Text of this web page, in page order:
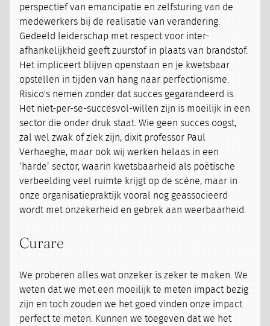
perspectief van emancipatie en zelfsturing van de
medewerkers bij de realisatie van verandering.
Gedeeld leiderschap met respect voor inter-
afhankelijkheid geeft zuurstof in plaats van brandstof.
Het impliceert blijven openstaan en je kwetsbaar
opstellen in tijden van hang naar perfectionisme.
Risico's nemen zonder dat succes gegarandeerd is.
Het niet-per-se-succesvol-willen zijn is moeilijk in een
sector die onder druk staat. Wie geen succes oogst,
zal wel zwak of ziek zijn, dixit professor Paul
Verhaeghe, maar ook wij werken helaas in een
‘harde’ sector, waarin kwetsbaarheid als poëtische
verbeelding veel ruimte krijgt op de scène, maar in
onze organisatiepraktijk vooral nog geassocieerd
wordt met onzekerheid en gebrek aan weerbaarheid.
Curare
We proberen alles wat onzeker is zeker te maken. We
weten dat we met een moeilijk te meten impact bezig
zijn en toch zouden we het goed vinden onze impact
perfect te meten. Kunnen we toegeven dat we het